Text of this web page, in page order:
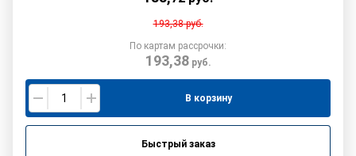
193,38руб.
По картам рассрочки:
193,38руб.
В корзину
Быстрый заказ